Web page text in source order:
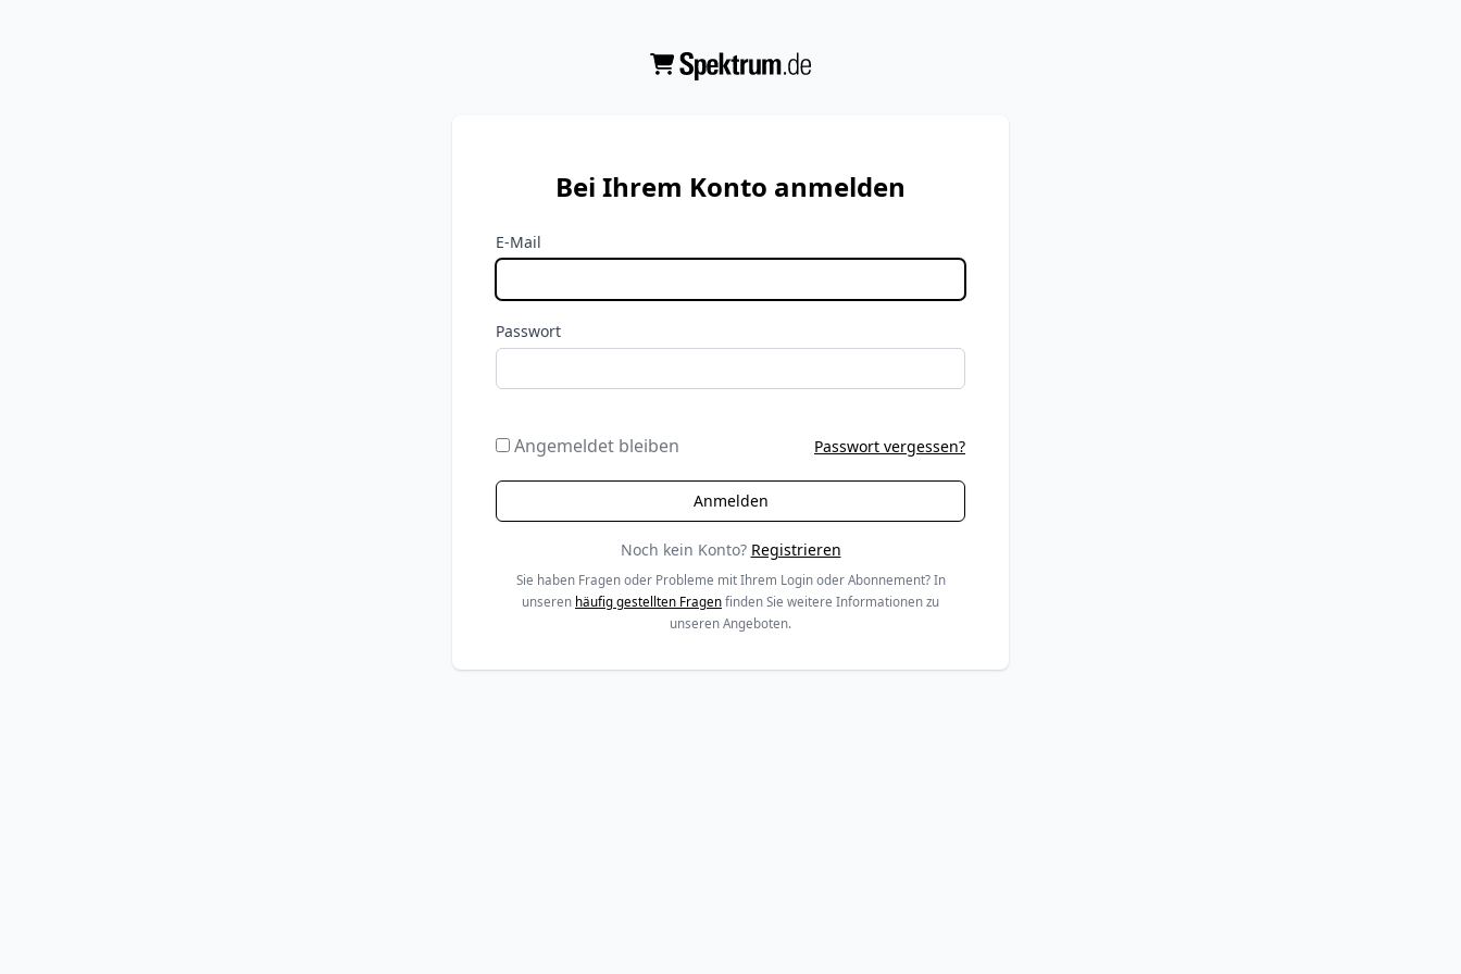
Bei Ihrem Konto anmelden
E-Mail
Passwort
Angemeldet bleiben Passwort vergessen?
Noch kein Konto? Registrieren
Sie haben Fragen oder Probleme mit Ihrem Login oder Abonnement? In
unseren häufig gestellten Fragen finden Sie weitere Informationen zu
unseren Angeboten.